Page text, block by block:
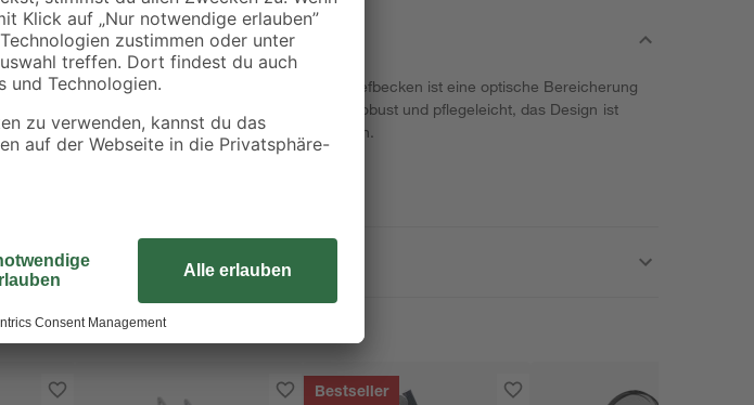
Diese hochwertige, schöne Edelstahlleiter für Tiefbecken ist eine optische Bereicherung
für jeden Pool. Eine Edelstahlleiter ist nicht nur robust und pflegeleicht, das Design ist
absolut zeitlos und wird dir lange Freude bereiten.
Bestseller